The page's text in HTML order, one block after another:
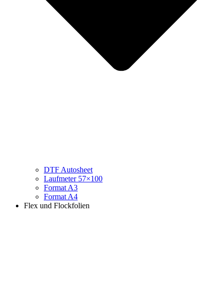
DTF Autosheet
Laufmeter 57×100
Format A3
Format A4
Flex und Flockfolien